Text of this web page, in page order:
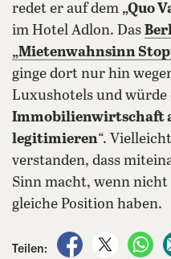
redet er auf dem „Quo
im Hotel Adlon. Das
„Mietenwahnsinn
ginge dort nur hin
Luxushotels und würde
Immobilienwirtschaft
legitimieren“.
verstanden, dass
Sinn macht, wenn nicht
gleiche Position haben.
Teilen:
auf Facebook
auf X